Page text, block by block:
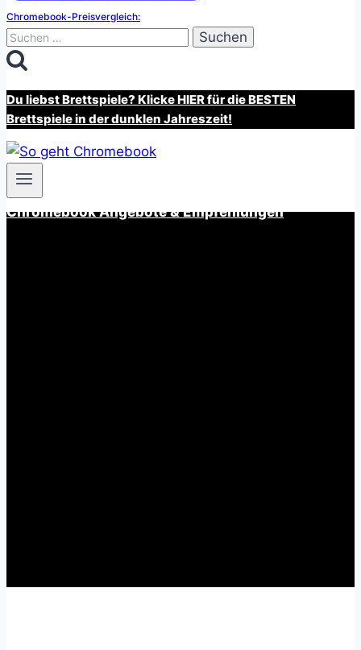
Chromebook-Preisvergleich:
Suchen
nach:
Du liebst Brettspiele? Klicke HIER für die BESTEN
Brettspiele in der dunklen Jahreszeit!
Chromebook Angebote & Empfehlungen